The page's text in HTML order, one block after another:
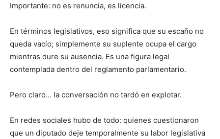
Importante: no es renuncia, es licencia.
En términos legislativos, eso significa que su escaño no
queda vacío; simplemente su suplente ocupa el cargo
mientras dure su ausencia. Es una figura legal
contemplada dentro del reglamento parlamentario.
Pero claro… la conversación no tardó en explotar.
En redes sociales hubo de todo: quienes cuestionaron
que un diputado deje temporalmente su labor legislativa